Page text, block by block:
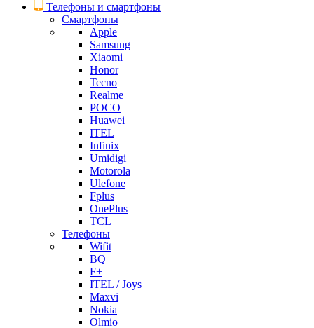
Телефоны и смартфоны
Смартфоны
Apple
Samsung
Xiaomi
Honor
Tecno
Realme
POCO
Huawei
ITEL
Infinix
Umidigi
Motorola
Ulefone
Fplus
OnePlus
TCL
Телефоны
Wifit
BQ
F+
ITEL / Joys
Maxvi
Nokia
Olmio